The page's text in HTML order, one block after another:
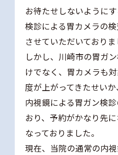
お待たせしないようにす
検診による胃カメラの
させていただいておりま
しかし、川崎市の胃ガ
けでなく、胃カメラも
度が上がってきたせいか
内視鏡による胃ガン検
おり、予約がかなり先
なっておりました。
現在、当院の通常の内